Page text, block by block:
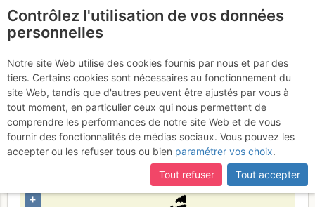
Ipar-mendebaldeko
lurraldeak
Type de région limite administrative
+
Contrôlez l'utilisation de vos données
personnelles
Notre site Web utilise des cookies fournis par nous et par des
tiers. Certains cookies sont nécessaires au fonctionnement du
site Web, tandis que d'autres peuvent être ajustés par vous à
tout moment, en particulier ceux qui nous permettent de
comprendre les performances de notre site Web et de vous
fournir des fonctionnalités de médias sociaux. Vous pouvez les
accepter ou les refuser tous ou bien paramétrer vos choix.
Tout refuser
Tout accepter